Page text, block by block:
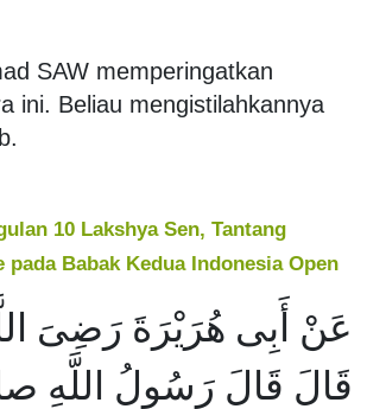
SAW memperingatkan
ini. Beliau mengistilahkannya
10 Lakshya Sen, Tantang
Babak Kedua Indonesia Open
عَنْ أَبِى هُرَيْرَةَ رَضِىَ
قَالَ قَالَ رَسُولُ اللَّهِ